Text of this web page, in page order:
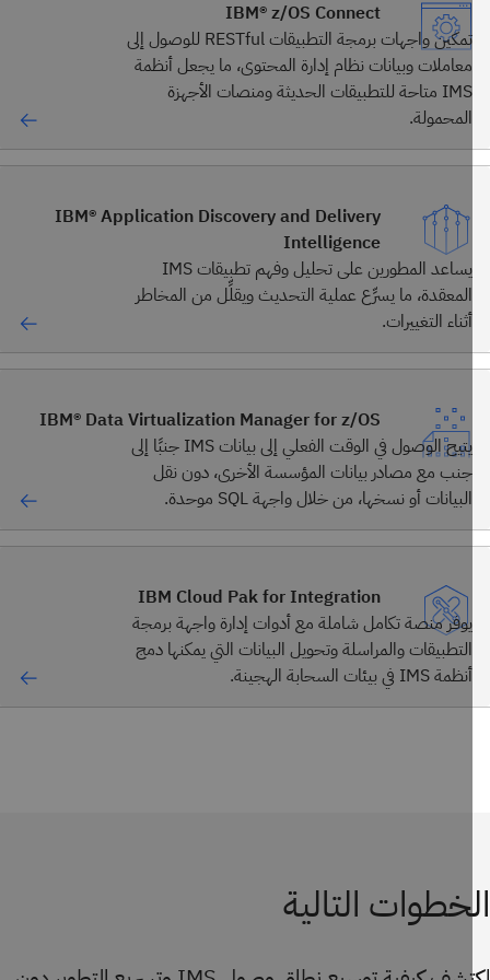
IBM® z/OS Connect
تمكين واجهات برمجة التطبيقات RESTful للوصول إلى
معاملات وبيانات نظام إدارة المحتوى، ما يجعل أنظمة
IMS متاحة للتطبيقات الحديثة ومنصات الأجهزة
المحمولة.
IBM® Application Discovery and Delivery
Intelligence
يساعد المطورين على تحليل وفهم تطبيقات IMS
المعقدة، ما يسرِّع عملية التحديث ويقلِّل من المخاطر
أثناء التغييرات.
IBM® Data Virtualization Manager for z/OS
يتيح الوصول في الوقت الفعلي إلى بيانات IMS جنبًا إلى
جنب مع مصادر بيانات المؤسسة الأخرى، دون نقل
البيانات أو نسخها، من خلال واجهة SQL موحدة.
IBM Cloud Pak for Integration
يوفر منصة تكامل شاملة مع أدوات إدارة واجهة برمجة
التطبيقات والمراسلة وتحويل البيانات التي يمكنها دمج
أنظمة IMS في بيئات السحابة الهجينة.
التالية